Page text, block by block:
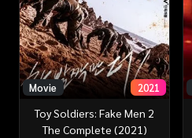
Movie 2021
Toy Soldiers: Fake Men 2
The Complete (2021)